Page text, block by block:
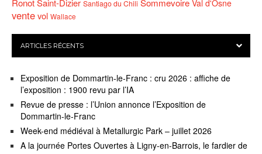
RonotSaint-Dizier Santiago du Chili Sommevoire Val d'Osne
ventevol Wallace
ARTICLES RÉCENTS
Exposition de Dommartin-le-Franc : cru 2026 : affiche de
l’exposition : 1900 revu par l’IA
Revue de presse : l’Union annonce l’Exposition de
Dommartin-le-Franc
Week-end médiéval à Metallurgic Park – juillet 2026
A la journée Portes Ouvertes à Ligny-en-Barrois, le fardier de